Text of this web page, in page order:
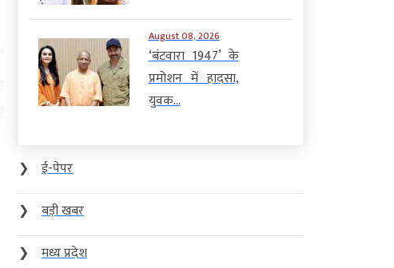
August 08, 2026
‘बंटवारा 1947’ के
प्रमोशन में हादसा,
युवक...
❯
ई-पेपर
❯
बड़ी खबर
❯
मध्य प्रदेश